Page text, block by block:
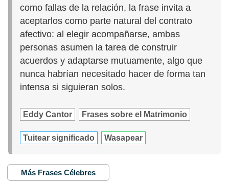
como fallas de la relación, la frase invita a
aceptarlos como parte natural del contrato
afectivo: al elegir acompañarse, ambas
personas asumen la tarea de construir
acuerdos y adaptarse mutuamente, algo que
nunca habrían necesitado hacer de forma tan
intensa si siguieran solos.
Eddy Cantor Frases sobre el Matrimonio
Tuitear significado Wasapear
Más Frases Célebres